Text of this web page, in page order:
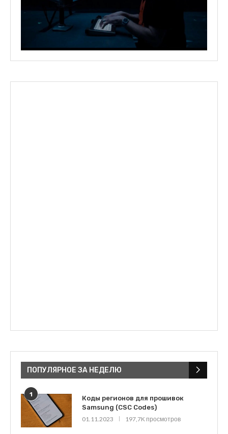
ПОПУЛЯРНОЕ ЗА НЕДЕЛЮ
1
Коды регионов для прошивок
Samsung (CSC Codes)
01.11.2023
197,7K просмотров